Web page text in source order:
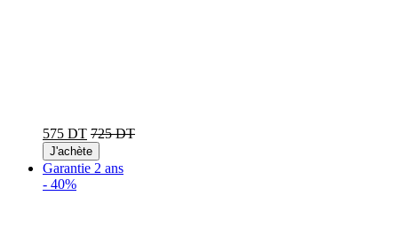
575 DT 725 DT
J'achète
Garantie 2 ans
- 40%